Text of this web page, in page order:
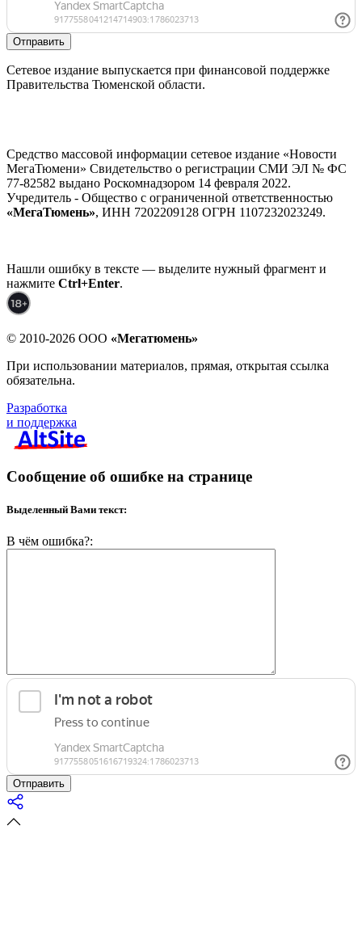
Отправить
Сетевое издание выпускается при финансовой поддержке
Правительства Тюменской области.
Средство массовой информации сетевое издание «Новости
МегаТюмени» Свидетельство о регистрации СМИ ЭЛ № ФС
77-82582 выдано Роскомнадзором 14 февраля 2022.
Учредитель - Общество с ограниченной ответственностью
«МегаТюмень», ИНН 7202209128 ОГРН 1107232023249.
Нашли ошибку в тексте — выделите нужный фрагмент и
нажмите Ctrl+Enter.
© 2010-2026 ООО «Мегатюмень»
При использовании материалов, прямая, открытая ссылка
обязательна.
Разработка
и поддержка
Сообщение об ошибке на странице
Выделенный Вами текст:
В чём ошибка?:
Отправить